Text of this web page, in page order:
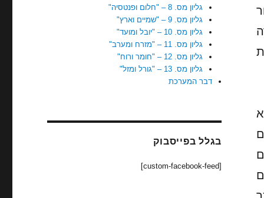
גליון מס. 8 – "חלום ופנטסיה"
גליון מס. 9 – "שמיים וארץ"
גליון מס. 10 – "יובל ומועד"
גליון מס. 11 – "מזרח ומערב"
גליון מס. 12 – "חומר ורוח"
גליון מס. 13 – "גורל ומזל"
דבר המערכת
בגלל בפייסבוק
[custom-facebook-feed]